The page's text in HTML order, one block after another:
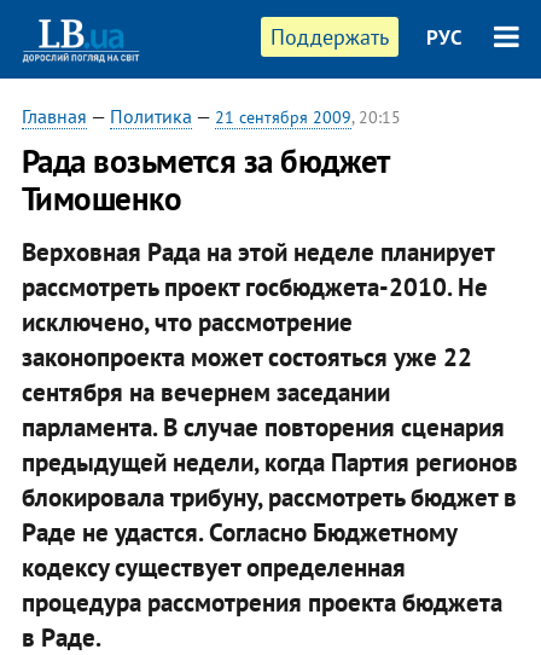
Поддержать РУС
Главная — Политика — 21 сентября 2009, 20:15
Рада возьмется за бюджет
Тимошенко
Верховная Рада на этой неделе планирует
рассмотреть проект госбюджета-2010. Не
исключено, что рассмотрение
законопроекта может состояться уже 22
сентября на вечернем заседании
парламента. В случае повторения сценария
предыдущей недели, когда Партия регионов
блокировала трибуну, рассмотреть бюджет в
Раде не удастся. Согласно Бюджетному
кодексу существует определенная
процедура рассмотрения проекта бюджета
в Раде.